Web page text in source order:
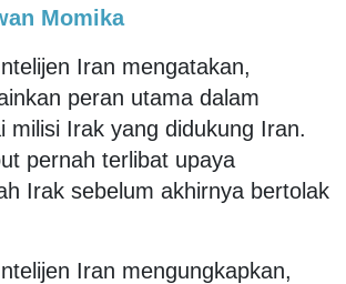
Momika
Iran mengatakan,
peran utama dalam
milisi Irak yang didukung Iran.
pernah terlibat upaya
Irak sebelum akhirnya bertolak
Iran mengungkapkan,